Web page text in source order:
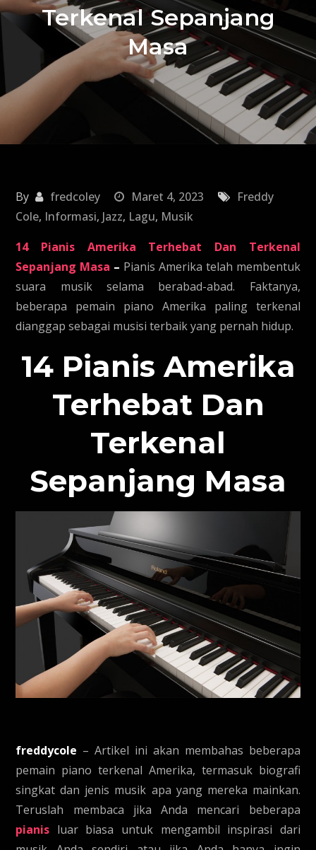
Terkenal Sepanjang
Masa
By fredcoley Maret 4, 2023
Freddy
Cole, Informasi, Jazz, Lagu, Musik
14 Pianis Amerika Terhebat Dan Terkenal
Sepanjang Masa – Pianis Amerika telah membentuk
suara musik selama berabad-abad. Faktanya,
beberapa pemain piano Amerika paling terkenal
dianggap sebagai musisi terbaik yang pernah hidup.
14 Pianis Amerika
Terhebat Dan
Terkenal
Sepanjang Masa
freddycole – Artikel ini akan membahas beberapa
pemain piano terkenal Amerika, termasuk biografi
singkat dan jenis musik apa yang mereka mainkan.
Teruslah membaca jika Anda mencari beberapa
pianis luar biasa untuk mengambil inspirasi dari